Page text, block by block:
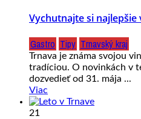
Vychutnajte si najlepšie
Gastro Tipy Trnavský kraj
Trnava je známa svojou
tradíciou. O novinkách v
dozvedieť od 31. mája ...
Viac
21